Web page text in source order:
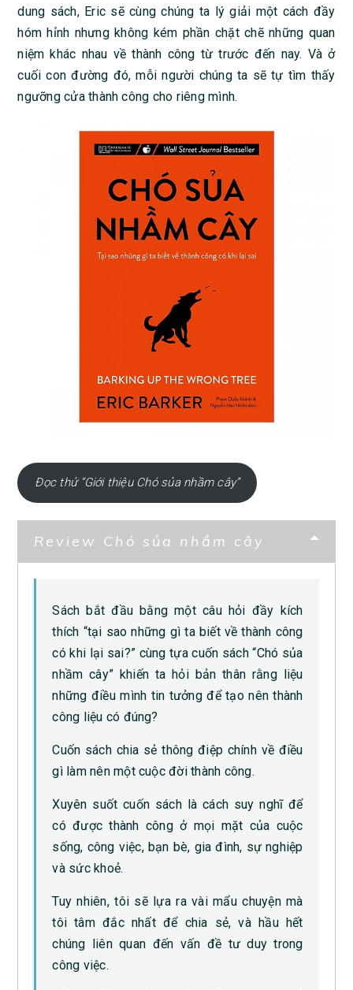
dung sách, Eric sẽ cùng chúng ta lý giải một cách đầy
hóm hỉnh nhưng không kém phần chặt chẽ những quan
niệm khác nhau về thành công từ trước đến nay. Và ở
cuối con đường đó, mỗi người chúng ta sẽ tự tìm thấy
ngưỡng cửa thành công cho riêng mình.
Đọc thử “Giới thiệu Chó sủa nhầm cây”
Review Chó sủa nhầm cây
Sách bắt đầu bằng một câu hỏi đầy kích
thích “tại sao những gì ta biết về thành công
có khi lại sai?” cùng tựa cuốn sách “Chó sủa
nhầm cây” khiến ta hỏi bản thân rằng liệu
những điều mình tin tưởng để tạo nên thành
công liệu có đúng?
Cuốn sách chia sẻ thông điệp chính về điều
gì làm nên một cuộc đời thành công.
Xuyên suốt cuốn sách là cách suy nghĩ để
có được thành công ở mọi mặt của cuộc
sống, công việc, bạn bè, gia đình, sự nghiệp
và sức khoẻ.
Tuy nhiên, tôi sẽ lựa ra vài mẩu chuyện mà
tôi tâm đắc nhất để chia sẻ, và hầu hết
chúng liên quan đến vấn đề tư duy trong
công việc.